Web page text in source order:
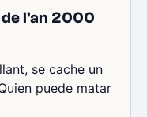
de l'an 2000
se cache un
puede matar